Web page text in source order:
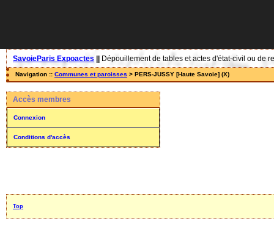
SavoieParis Expoactes Dépouillement de tables et actes d'état-civil ou de
Navigation :: Communes et paroisses > PERS-JUSSY [Haute Savoie] (X)
Accès membres
Connexion
Conditions d'accès
Top